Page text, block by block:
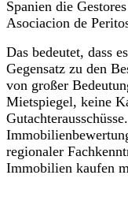
Spanien die
Asociacion de
Das bedeutet, dass
Gegensatz zu den
von großer
Mietspiegel, keine
regionaler
Immobilien kaufen